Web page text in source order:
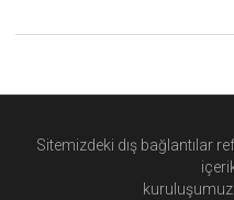
Sitemizdeki dış bağlantılar
kuruluşumuz